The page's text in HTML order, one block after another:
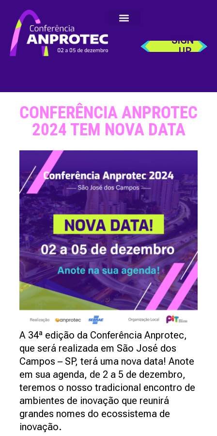
SIGN-
UP
CONFERÊNCIA ANPROTEC
2024 TEM NOVA DATA
A 34ª edição da Conferência Anprotec,
que será realizada em São José dos
Campos – SP, terá uma nova data! Anote
em sua agenda, de 2 a 5 de dezembro,
teremos o nosso tradicional encontro de
ambientes de inovação que reunirá
grandes nomes do ecossistema de
inovação.